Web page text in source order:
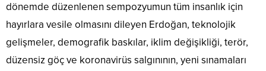
dönemde düzenlenen sempozyumun tüm insanlık için
hayırlara vesile olmasını dileyen Erdoğan, teknolojik
gelişmeler, demografik baskılar, iklim değişikliği, terör,
düzensiz göç ve koronavirüs salgınının, yeni sınamaları